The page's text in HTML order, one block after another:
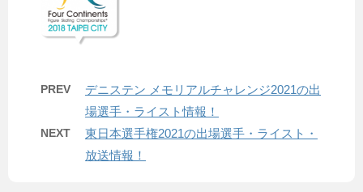
PREV
デニステン メモリアルチャレンジ2021の出
場選手・ライスト情報！
NEXT
東日本選手権2021の出場選手・ライスト・
放送情報！